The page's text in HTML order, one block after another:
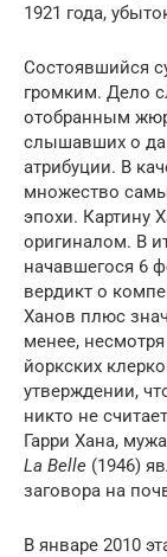
1921 года,
Состоявшийся
громким. Дело
отобранным
слышавших о да
атрибуции. В
множество
эпохи. Картину
оригиналом. В
начавшегося 6
вердикт о
Ханов плюс
менее,
йоркских
утверждении,
никто не
Гарри Хана,
La Belle (1946)
заговора на
В январе 2010